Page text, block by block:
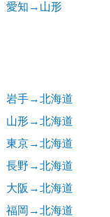
愛知→山形
岩手→北海道
山形→北海道
東京→北海道
長野→北海道
大阪→北海道
福岡→北海道